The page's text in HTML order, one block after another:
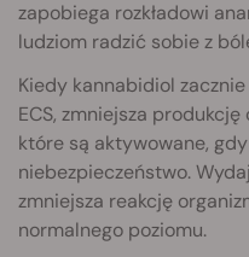
zapobiega rozkładowi
ludziom radzić sobie z
Kiedy kannabidiol
ECS, zmniejsza
które są aktywowane,
niebezpieczeństwo.
zmniejsza reakcję
normalnego poziomu.